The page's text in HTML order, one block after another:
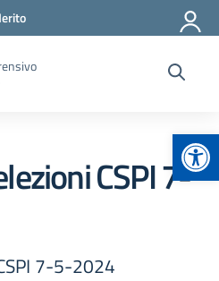
CSPI 7-
7-5-2024